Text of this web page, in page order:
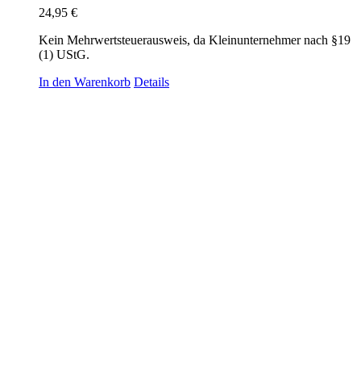
24,95 €
Kein Mehrwertsteuerausweis, da Kleinunternehmer nach §19
(1) UStG.
In den Warenkorb Details